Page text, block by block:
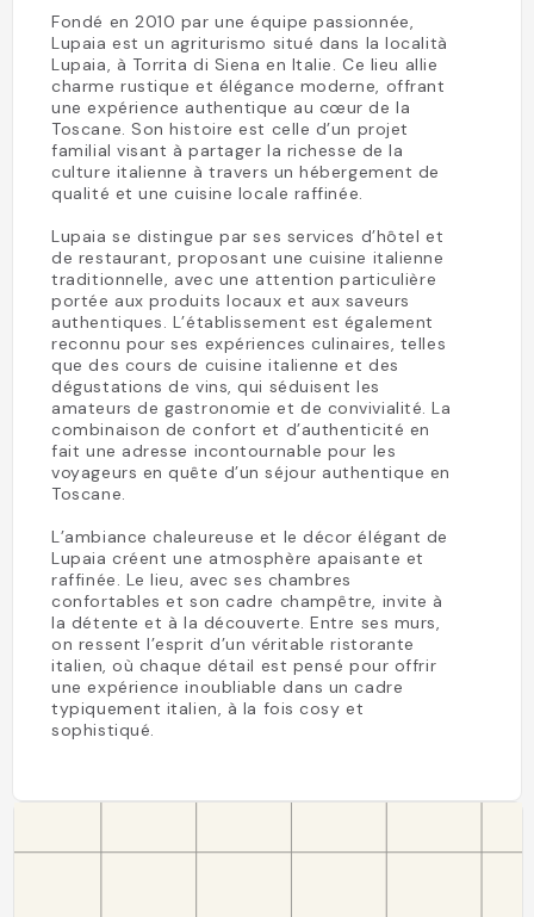
Fondé en 2010 par une équipe passionnée,
Lupaia est un agriturismo situé dans la località
Lupaia, à Torrita di Siena en Italie. Ce lieu allie
charme rustique et élégance moderne, offrant
une expérience authentique au cœur de la
Toscane. Son histoire est celle d’un projet
familial visant à partager la richesse de la
culture italienne à travers un hébergement de
qualité et une cuisine locale raffinée.
Lupaia se distingue par ses services d’hôtel et
de restaurant, proposant une cuisine italienne
traditionnelle, avec une attention particulière
portée aux produits locaux et aux saveurs
authentiques. L’établissement est également
reconnu pour ses expériences culinaires, telles
que des cours de cuisine italienne et des
dégustations de vins, qui séduisent les
amateurs de gastronomie et de convivialité. La
combinaison de confort et d’authenticité en
fait une adresse incontournable pour les
voyageurs en quête d’un séjour authentique en
Toscane.
L’ambiance chaleureuse et le décor élégant de
Lupaia créent une atmosphère apaisante et
raffinée. Le lieu, avec ses chambres
confortables et son cadre champêtre, invite à
la détente et à la découverte. Entre ses murs,
on ressent l’esprit d’un véritable ristorante
italien, où chaque détail est pensé pour offrir
une expérience inoubliable dans un cadre
typiquement italien, à la fois cosy et
sophistiqué.